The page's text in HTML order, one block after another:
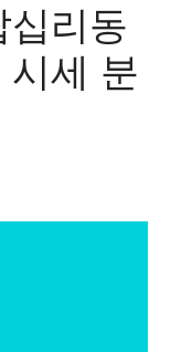
리동
세 분